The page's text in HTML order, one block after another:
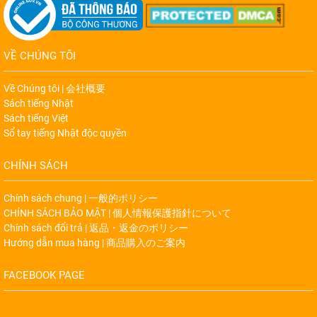
VỀ CHÚNG TÔI
Về Chúng tôi | 会社概要
Sách tiếng Nhật
Sách tiếng Việt
Sổ tay tiếng Nhật độc quyền
CHÍNH SÁCH
Chính sách chung | 一般的ポリシー
CHÍNH SÁCH BẢO MẬT | 個人情報保護指針について
Chính sách đổi trả | 返品・返金のポリシー
Hướng dẫn mua hàng | 商品購入のご案内
FACEBOOK PAGE